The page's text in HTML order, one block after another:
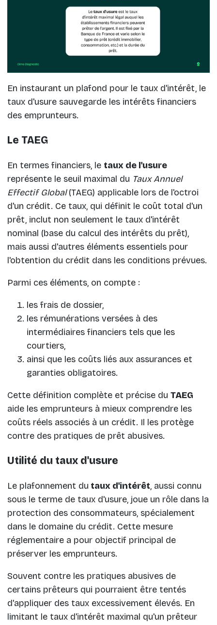
En instaurant un plafond pour le taux d'intérêt, le
taux d'usure sauvegarde les intérêts financiers
des emprunteurs.
Le TAEG
En termes financiers, le taux de l'usure
représente le seuil maximal du Taux Annuel
Effectif Global(TAEG) applicable lors de l'octroi
d'un crédit. Ce taux, qui définit le coût total d'un
prêt, inclut non seulement le taux d'intérêt
nominal (base du calcul des intérêts du prêt),
mais aussi d'autres éléments essentiels pour
l'obtention du crédit dans les conditions prévues.
Parmi ces éléments, on compte :
les frais de dossier,
les rémunérations versées à des
intermédiaires financiers tels que les
courtiers,
ainsi que les coûts liés aux assurances et
garanties obligatoires.
Cette définition complète et précise du TAEG
aide les emprunteurs à mieux comprendre les
coûts réels associés à un crédit. Il les protège
contre des pratiques de prêt abusives.
Utilité du taux d'usure
Le plafonnement du taux d'intérêt, aussi connu
sous le terme de taux d'usure, joue un rôle dans la
protection des consommateurs, spécialement
dans le domaine du crédit. Cette mesure
réglementaire a pour objectif principal de
préserver les emprunteurs.
Souvent contre les pratiques abusives de
certains prêteurs qui pourraient être tentés
d'appliquer des taux excessivement élevés. En
limitant le taux d'intérêt maximal qu'un prêteur